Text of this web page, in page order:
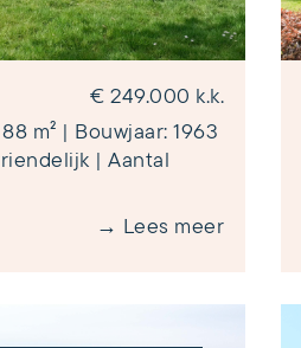
€ 249.000 k.k.
m² | Bouwjaar: 1963
| Aantal
→ Lees meer